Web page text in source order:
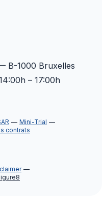
B-1000 Bruxelles
– 17:00h
Mini-Trial
contrats